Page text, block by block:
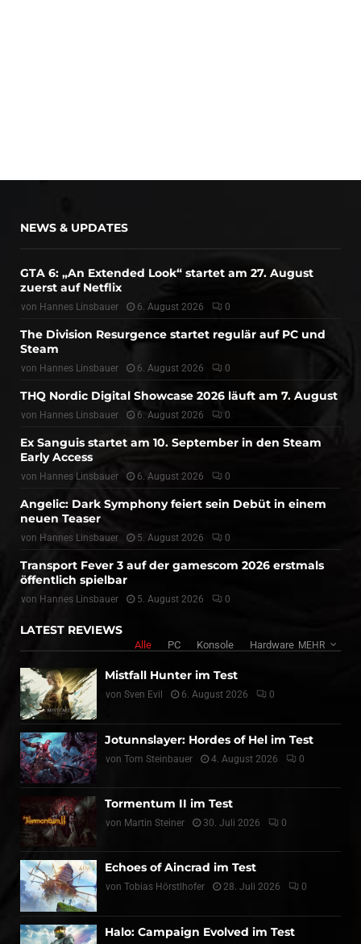
NEWS & UPDATES
GTA 6: „An Extended Look“ startet am 27. August
zuerst auf Netflix
von Hannes Linsbauer 6. August 2026 0
The Division Resurgence startet regulär auf PC und
Steam
von Hannes Linsbauer 6. August 2026 0
THQ Nordic Digital Showcase 2026 läuft am 7. August
von Hannes Linsbauer 6. August 2026 0
Ex Sanguis startet am 10. September in den Steam
Early Access
von Hannes Linsbauer 6. August 2026 0
Angelic: Dark Symphony feiert sein Debüt in einem
neuen Teaser
von Hannes Linsbauer 5. August 2026 0
Transport Fever 3 auf der gamescom 2026 erstmals
öffentlich spielbar
von Hannes Linsbauer 5. August 2026 0
LATEST REVIEWS
Alle PC Konsole Hardware MEHR
Mistfall Hunter im Test
von Sven Evil 6. August 2026 0
Jotunnslayer: Hordes of Hel im Test
von Tom Steinbauer 4. August 2026 0
Tormentum II im Test
von Martin Steiner 30. Juli 2026 0
Echoes of Aincrad im Test
von Tobias Hörstlhofer 28. Juli 2026 0
Halo: Campaign Evolved im Test